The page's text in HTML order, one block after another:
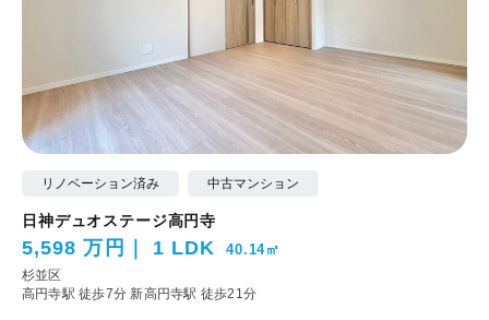
リノベーション済み 中古マンション
日神デュオステージ高円寺
5,598 万円 1 LDK 40.14㎡
杉並区
高円寺駅 徒歩7分 新高円寺駅 徒歩21分